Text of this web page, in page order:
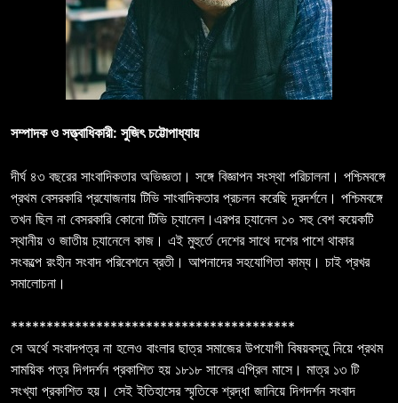
সম্পাদক ও সত্ত্বাধিকারী: সুজিৎ চট্টোপাধ্যায়
দীর্ঘ ৪৩ বছরের সাংবাদিকতার অভিজ্ঞতা। সঙ্গে বিজ্ঞাপন সংস্থা পরিচালনা। পশ্চিমবঙ্গে
প্রথম বেসরকারি প্রযোজনায় টিভি সাংবাদিকতার প্রচলন করেছি দূরদর্শনে। পশ্চিমবঙ্গে
তখন ছিল না বেসরকারি কোনো টিভি চ্যানেল।এরপর চ্যানেল ১০ সহু বেশ কয়েকটি
স্থানীয় ও জাতীয় চ্যানেলে কাজ। এই মুহুর্তে দেশের সাথে দশের পাশে থাকার
সংকল্পে রংহীন সংবাদ পরিবেশনে ব্রতী। আপনাদের সহযোগিতা কাম্য। চাই প্রখর
সমালোচনা।
****************************************
সে অর্থে সংবাদপত্র না হলেও বাংলার ছাত্র সমাজের উপযোগী বিষয়বস্তু নিয়ে প্রথম
সাময়িক পত্র দিগদর্শন প্রকাশিত হয় ১৮১৮ সালের এপ্রিল মাসে। মাত্র ১৩ টি
সংখ্যা প্রকাশিত হয়। সেই ইতিহাসের স্মৃতিকে শ্রদ্ধা জানিয়ে দিগদর্শন সংবাদ